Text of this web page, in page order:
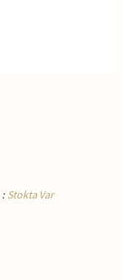
: Stokta Var